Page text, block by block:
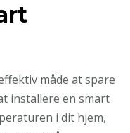
måde at spare
installere en smart
i dit hjem,